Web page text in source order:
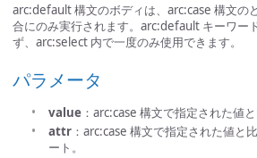
arc:default 構文のボディは、arc:case 構文の
合にのみ実行されます。arc:default キーワー
ず、arc:select 内で一度のみ使用できます。
パラメータ
value ：arc:case 構文で指定された値と
attr ：arc:case 構文で指定された値と
ート。